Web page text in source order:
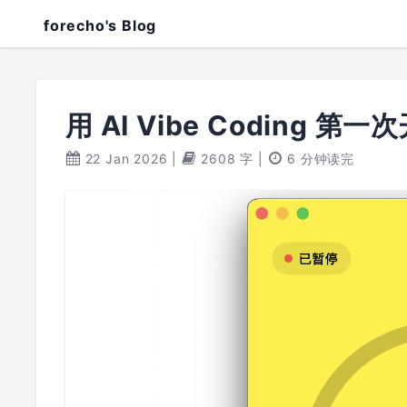
forecho's Blog
用 AI Vibe Coding 第一次
22 Jan 2026 2608 字 6 分钟读完